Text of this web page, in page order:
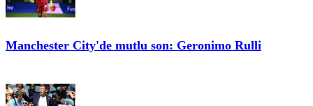
Manchester City'de mutlu son: Geronimo Rulli